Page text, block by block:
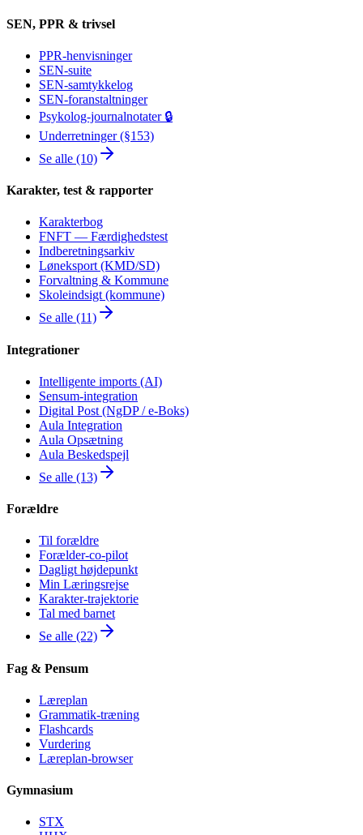
SEN, PPR & trivsel
PPR-henvisninger
SEN-suite
SEN-samtykkelog
SEN-foranstaltninger
Psykolog-journalnotater 🔒
Underretninger (§153)
Se alle (10)
Karakter, test & rapporter
Karakterbog
FNFT — Færdighedstest
Indberetningsarkiv
Løneksport (KMD/SD)
Forvaltning & Kommune
Skoleindsigt (kommune)
Se alle (11)
Integrationer
Intelligente imports (AI)
Sensum-integration
Digital Post (NgDP / e-Boks)
Aula Integration
Aula Opsætning
Aula Beskedspejl
Se alle (13)
Forældre
Til forældre
Forælder-co-pilot
Dagligt højdepunkt
Min Læringsrejse
Karakter-trajektorie
Tal med barnet
Se alle (22)
Fag & Pensum
Læreplan
Grammatik-træning
Flashcards
Vurdering
Læreplan-browser
Gymnasium
STX